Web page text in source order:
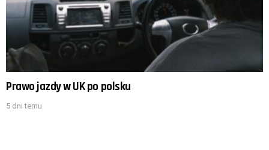
Prawo jazdy w UK po polsku
5 dni temu